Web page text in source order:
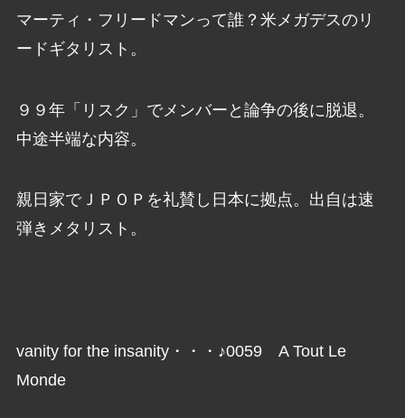
マーティ・フリードマンって誰？米メガデスのリ
ードギタリスト。
９９年「リスク」でメンバーと論争の後に脱退。
中途半端な内容。
親日家でＪＰＯＰを礼賛し日本に拠点。出自は速
弾きメタリスト。
vanity for the insanity・・・♪0059 A Tout Le
Monde